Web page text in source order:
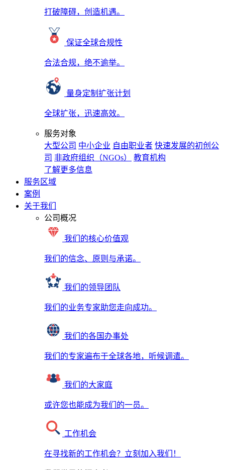
打破障碍，创造机遇。
保证全球合规性
合法合规，绝不逾举。
量身定制扩张计划
全球扩张，迅速高效。
服务对象
大型公司 中小企业 自由职业者 快速发展的初创公
司 非政府组织（NGOs）
教育机构
了解更多信息
服务区域
案例
关于我们
公司概况
我们的核心价值观
我们的信念、原则与承诺。
我们的领导团队
我们的业务专家助您走向成功。
我们的各国办事处
我们的专家遍布于全球各地，听候调遣。
我们的大家庭
或许您也能成为我们的一员。
工作机会
在寻找新的工作机会？立刻加入我们！